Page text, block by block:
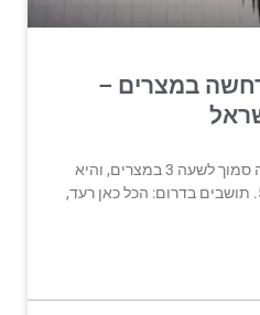
במצרים –
רעידת אדמה הורגשה הלילה סמוך לשעה 3 במצרים, והיא
הייתה בעוצמה של יותר מ-5. תושבים בדרום: הכל כאן רעד,